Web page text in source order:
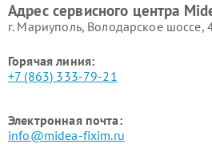
Адрес сервисного центра
г. Мариуполь, Володарское шоссе,
Горячая линия:
+7 (863) 333-79-21
Электронная почта:
info@midea-fixim.ru